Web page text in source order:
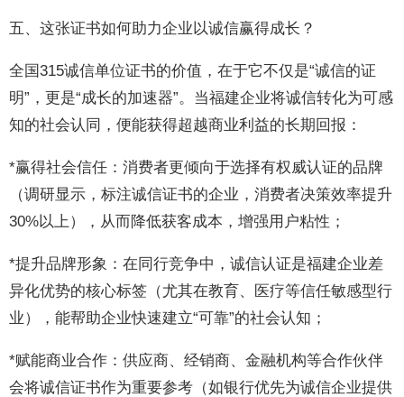
五、这张证书如何助力企业以诚信赢得成长？
全国315诚信单位证书的价值，在于它不仅是“诚信的证
明”，更是“成长的加速器”。当福建企业将诚信转化为可感
知的社会认同，便能获得超越商业利益的长期回报：
*赢得社会信任：消费者更倾向于选择有权威认证的品牌
（调研显示，标注诚信证书的企业，消费者决策效率提升
30%以上），从而降低获客成本，增强用户粘性；
*提升品牌形象：在同行竞争中，诚信认证是福建企业差
异化优势的核心标签（尤其在教育、医疗等信任敏感型行
业），能帮助企业快速建立“可靠”的社会认知；
*赋能商业合作：供应商、经销商、金融机构等合作伙伴
会将诚信证书作为重要参考（如银行优先为诚信企业提供